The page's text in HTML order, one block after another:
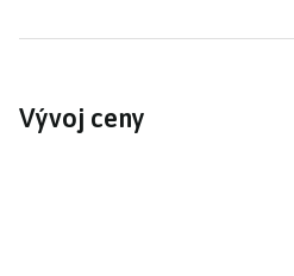
Vývoj ceny